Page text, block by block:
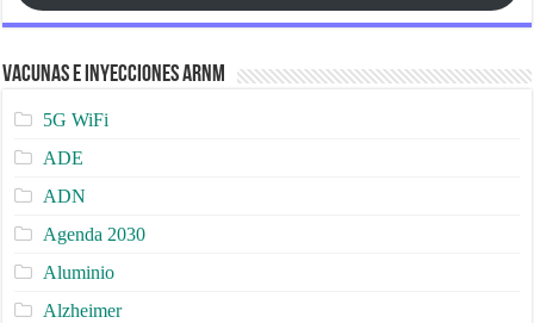
Vacunas e Inyecciones ARNm
5G WiFi
ADE
ADN
Agenda 2030
Aluminio
Alzheimer